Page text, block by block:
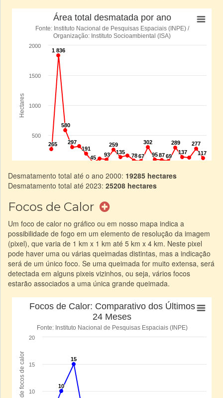
Desmatamento total até o ano 2000: 19285 hectares
Desmatamento total até 2023: 25208 hectares
Focos de Calor
Um foco de calor no gráfico ou em nosso mapa indica a
possibilidade de fogo em um elemento de resolução da imagem
(pixel), que varia de 1 km x 1 km até 5 km x 4 km. Neste pixel
pode haver uma ou várias queimadas distintas, mas a indicação
será de um único foco. Se uma queimada for muito extensa, será
detectada em alguns pixeis vizinhos, ou seja, vários focos
estarão associados a uma única grande queimada.